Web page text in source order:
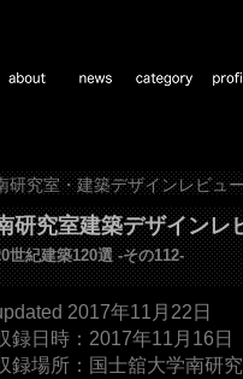
研究室・建築デザインレビュ
研究室建築デザインレ
世紀建築120選 -その112-
2017年11月22日
録日時：2017年11月16日
録場所：国士舘大学南研